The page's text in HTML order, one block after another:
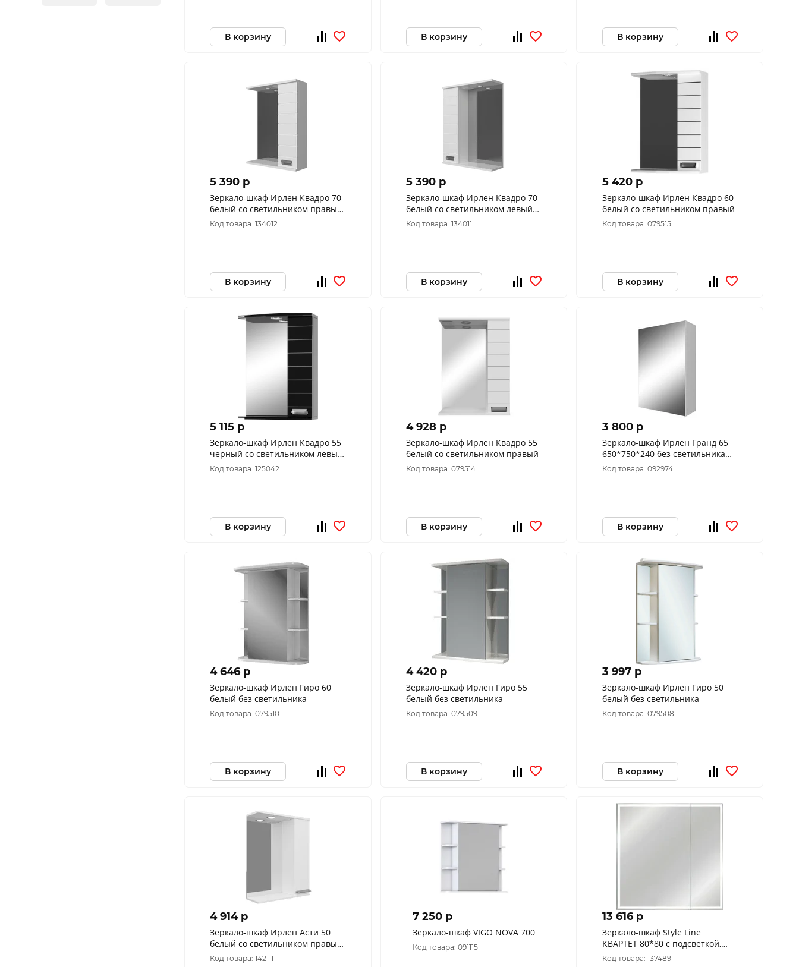
В корзину В корзину В корзину
5 390 p
Зеркало-шкаф Ирлен Квадро 70
белый со светильником правый
700*750*160
Код товара: 134012
В корзину
5 390 p
Зеркало-шкаф Ирлен Квадро 70
белый со светильником левый
700*750*160
Код товара: 134011
В корзину
5 420 p
Зеркало-шкаф Ирлен Квадро 60
белый со светильником правый
Код товара: 079515
В корзину
5 115 p
Зеркало-шкаф Ирлен Квадро 55
черный со светильником левый
550*750*160
Код товара: 125042
В корзину
4 928 p
Зеркало-шкаф Ирлен Квадро 55
белый со светильником правый
Код товара: 079514
В корзину
3 800 p
Зеркало-шкаф Ирлен Гранд 65
650*750*240 без светильника
правый РАСПРОДАЖА
Код товара: 092974
В корзину
4 646 p
Зеркало-шкаф Ирлен Гиро 60
белый без светильника
Код товара: 079510
В корзину
4 420 p
Зеркало-шкаф Ирлен Гиро 55
белый без светильника
Код товара: 079509
В корзину
3 997 p
Зеркало-шкаф Ирлен Гиро 50
белый без светильника
Код товара: 079508
В корзину
4 914 p
Зеркало-шкаф Ирлен Асти 50
белый со светильником правый
500*750*160
Код товара: 142111
7 250 p
Зеркало-шкаф VIGO NOVA 700
Код товара: 091115
13 616 p
Зеркало-шкаф Style Line
КВАРТЕТ 80*80 с подсветкой,
сенсор на зеркале
Код товара: 137489